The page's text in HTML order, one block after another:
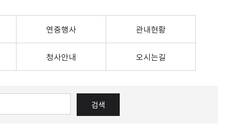
원주시시보
여권의교부
외교부 여권안내
외교부 비자안내
여권접수 온라인 사전예약
원문정보공개
정보목록공개
개인정보 이용·제3자제공
민원처리/행정처분
정부24
정책실명제
설문조사
성남시
강남구
서울 서대문구
경기 김포시
후보자 공적 의견접수
연중행사 관내현황
청사안내 오시는길